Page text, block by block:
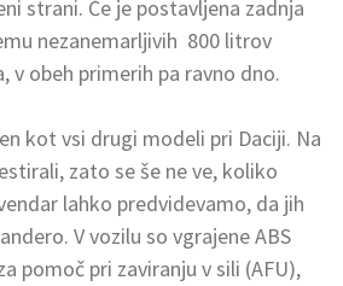
strani. Če je postavljena zadnja
nezanemarljivih 800 litrov
v obeh primerih pa ravno dno.
kot vsi drugi modeli pri Daciji. Na
zato se še ne ve, koliko
lahko predvidevamo, da jih
V vozilu so vgrajene ABS
pomoč pri zaviranju v sili (AFU),